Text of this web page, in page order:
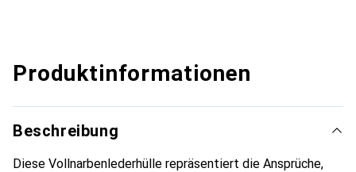
Produktinformationen
Beschreibung
Diese Vollnarbenlederhülle repräsentiert die Ansprüche,